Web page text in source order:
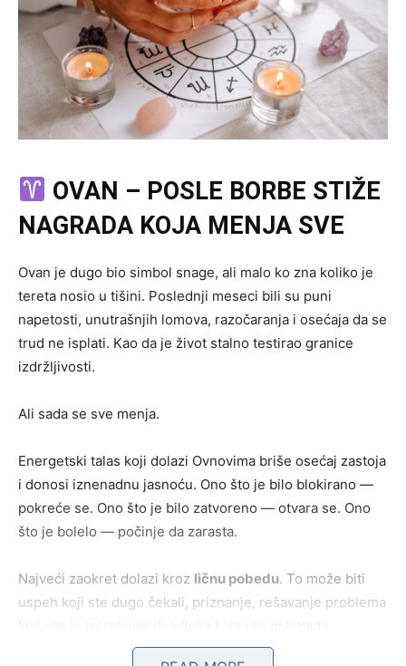
OVAN – POSLE BORBE STIŽE
NAGRADA KOJA MENJA SVE
Ovan je dugo bio simbol snage, ali malo ko zna koliko je
tereta nosio u tišini. Poslednji meseci bili su puni
napetosti, unutrašnjih lomova, razočaranja i osećaja da se
trud ne isplati. Kao da je život stalno testirao granice
izdržljivosti.
Ali sada se sve menja.
Energetski talas koji dolazi Ovnovima briše osećaj zastoja
i donosi iznenadnu jasnoću. Ono što je bilo blokirano —
pokreće se. Ono što je bilo zatvoreno — otvara se. Ono
što je bolelo — počinje da zarasta.
Najveći zaokret dolazi kroz ličnu pobedu. To može biti
uspeh koji ste dugo čekali, priznanje, rešavanje problema
prošlosti. Biće to trenutak kada ćete osetiti kako vam se